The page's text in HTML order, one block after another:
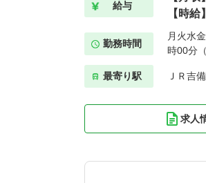
給与
【時
勤務時間
月火水
時00分
最寄り駅 ＪＲ吉
求人